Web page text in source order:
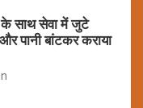
के साथ सेवा में जुटे
पानी बांटकर कराया